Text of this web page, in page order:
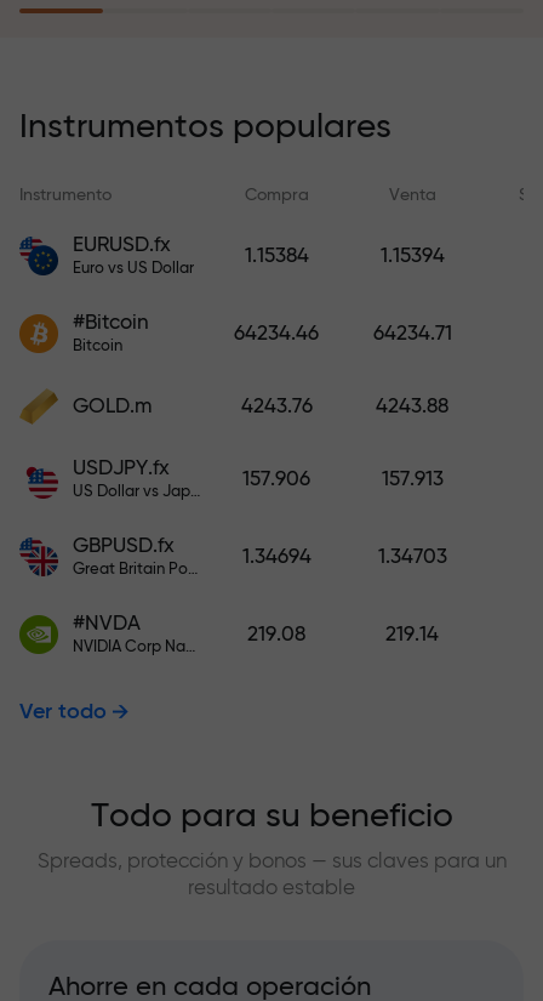
recargar su cuenta.
compensa sus pérdidas y
garantiza triplicar el beneficio
tranquilidad: su capital está
bono mil veces mayor que su
depósito, mayor será el
Instrumentos populares
Instrumento Compra Venta
EURUSD.fx
Euro vs US Dollar
1.15384 1.15394
#Bitcoin
Bitcoin
64234.46 64234.71
GOLD.m 4243.76 4243.88
USDJPY.fx
US Dollar vs Japanese Yen
157.906 157.913
GBPUSD.fx
Great Britain Pound vs US Dollar
1.34694 1.34703
#NVDA
NVIDIA Corp Nasdaq Stock Exchange (Nasdaq) USD
219.08 219.14
Ver todo
Todo para su beneficio
Spreads, protección y bonos — sus claves para un
resultado estable
Ahorre en cada operación